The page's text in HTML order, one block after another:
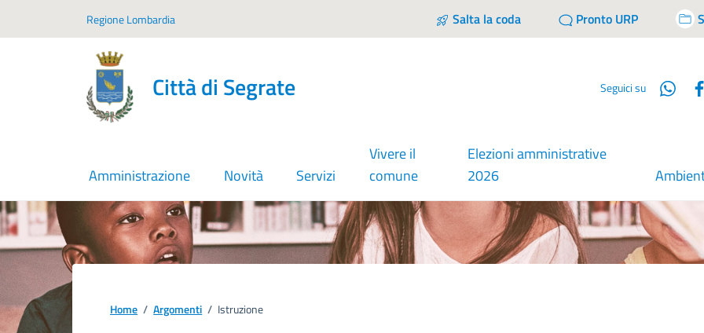
Regione Lombardia Salta la coda Pronto URP
Città di Segrate Seguici su
Amministrazione Novità Servizi
Vivere il
comune
Elezioni amministrative
2026
Home / Argomenti / Istruzione